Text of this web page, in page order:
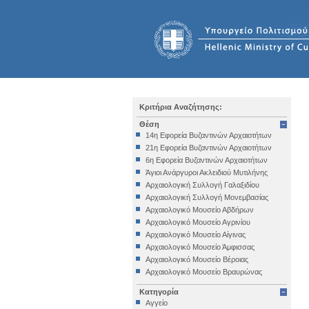
Κριτήρια Αναζήτησης:
Θέση
14η Εφορεία Βυζαντινών Αρχαιοτήτων
21η Εφορεία Βυζαντινών Αρχαιοτήτων
6η Εφορεία Βυζαντινών Αρχαιοτήτων
Άγιοι Ανάργυροι Ακλειδιού Μυτιλήνης
Αρχαιολογική Συλλογή Γαλαξιδίου
Αρχαιολογική Συλλογή Μονεμβασίας
Αρχαιολογικό Μουσείο Αβδήρων
Αρχαιολογικό Μουσείο Αγρινίου
Αρχαιολογικό Μουσείο Αίγινας
Αρχαιολογικό Μουσείο Άμφισσας
Αρχαιολογικό Μουσείο Βέροιας
Αρχαιολογικό Μουσείο Βραυρώνας
Αρχαιολογικό Μουσείο Δελφών
Αρχαιολογικό Μουσείο Ηγουμενίτσας
Κατηγορία
Αγγείο